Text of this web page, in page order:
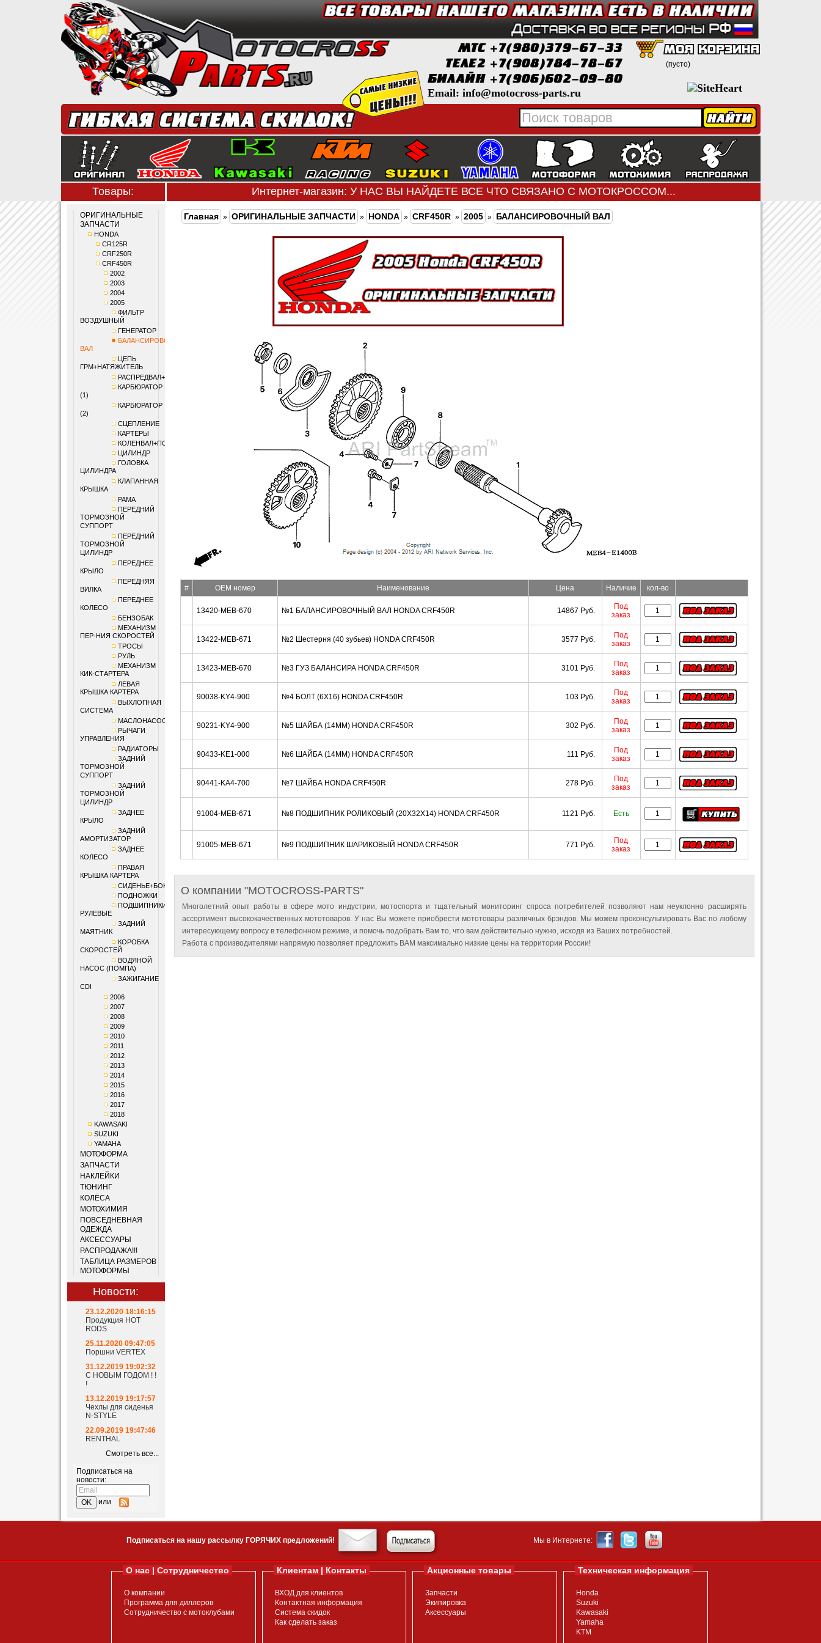
(пусто)
Email: info@motocross-parts.ru
Товары: Интернет-магазин: У НАС ВЫ НАЙДЕТЕ ВСЕ ЧТО СВЯЗАНО С МОТОКРОССОМ...
ОРИГИНАЛЬНЫЕ
ЗАПЧАСТИ
HONDA
CR125R
CRF250R
CRF450R
2002
2003
2004
2005
ФИЛЬТР
ВОЗДУШНЫЙ
ГЕНЕРАТОР
БАЛАНСИРОВОЧНЫЙ
ВАЛ
ЦЕПЬ
ГРМ+НАТЯЖИТЕЛЬ
РАСПРЕДВАЛ+КЛАПАНЫ
КАРБЮРАТОР
(1)
КАРБЮРАТОР
(2)
СЦЕПЛЕНИЕ
КАРТЕРЫ
КОЛЕНВАЛ+ПОРШЕНЬ
ЦИЛИНДР
ГОЛОВКА
ЦИЛИНДРА
КЛАПАННАЯ
КРЫШКА
РАМА
ПЕРЕДНИЙ
ТОРМОЗНОЙ
СУППОРТ
ПЕРЕДНИЙ
ТОРМОЗНОЙ
ЦИЛИНДР
ПЕРЕДНЕЕ
КРЫЛО
ПЕРЕДНЯЯ
ВИЛКА
ПЕРЕДНЕЕ
КОЛЕСО
БЕНЗОБАК
МЕХАНИЗМ
ПЕР-НИЯ СКОРОСТЕЙ
ТРОСЫ
РУЛЬ
МЕХАНИЗМ
КИК-СТАРТЕРА
ЛЕВАЯ
КРЫШКА КАРТЕРА
ВЫХЛОПНАЯ
СИСТЕМА
МАСЛОНАСОС
РЫЧАГИ
УПРАВЛЕНИЯ
РАДИАТОРЫ
ЗАДНИЙ
ТОРМОЗНОЙ
СУППОРТ
ЗАДНИЙ
ТОРМОЗНОЙ
ЦИЛИНДР
ЗАДНЕЕ
КРЫЛО
ЗАДНИЙ
АМОРТИЗАТОР
ЗАДНЕЕ
КОЛЕСО
ПРАВАЯ
КРЫШКА КАРТЕРА
СИДЕНЬЕ+БОКОВИНЫ
ПОДНОЖКИ
ПОДШИПНИКИ
РУЛЕВЫЕ
ЗАДНИЙ
МАЯТНИК
КОРОБКА
СКОРОСТЕЙ
ВОДЯНОЙ
НАСОС (ПОМПА)
ЗАЖИГАНИЕ
CDI
2006
2007
2008
2009
2010
2011
2012
2013
2014
2015
2016
2017
2018
KAWASAKI
SUZUKI
YAMAHA
МОТОФОРМА
ЗАПЧАСТИ
НАКЛЕЙКИ
ТЮНИНГ
КОЛЁСА
МОТОХИМИЯ
ПОВСЕДНЕВНАЯ
ОДЕЖДА
АКСЕССУАРЫ
РАСПРОДАЖА!!!
ТАБЛИЦА РАЗМЕРОВ
МОТОФОРМЫ
Новости:
23.12.2020 18:16:15
Продукция HOT
RODS
25.11.2020 09:47:05
Поршни VERTEX
31.12.2019 19:02:32
С НОВЫМ ГОДОМ ! !
!
13.12.2019 19:17:57
Чехлы для сиденья
N-STYLE
22.09.2019 19:47:46
RENTHAL
Смотреть все...
Подписаться на
новости:
или
Главная » ОРИГИНАЛЬНЫЕ ЗАПЧАСТИ » HONDA » CRF450R » 2005 » БАЛАНСИРОВОЧНЫЙ ВАЛ
# OEM номер Наименование Цена Наличие кол-во
13420-MEB-670 №1 БАЛАНСИРОВОЧНЫЙ ВАЛ HONDA CRF450R 14867 Руб.
Под
заказ
13422-MEB-671 №2 Шестерня (40 зубьев) HONDA CRF450R 3577 Руб.
Под
заказ
13423-MEB-670 №3 ГУЗ БАЛАНСИРА HONDA CRF450R 3101 Руб.
Под
заказ
90038-KY4-900 №4 БОЛТ (6X16) HONDA CRF450R 103 Руб.
Под
заказ
90231-KY4-900 №5 ШАЙБА (14MM) HONDA CRF450R 302 Руб.
Под
заказ
90433-KE1-000 №6 ШАЙБА (14MM) HONDA CRF450R 111 Руб.
Под
заказ
90441-KA4-700 №7 ШАЙБА HONDA CRF450R 278 Руб.
Под
заказ
91004-MEB-671 №8 ПОДШИПНИК РОЛИКОВЫЙ (20X32X14) HONDA CRF450R 1121 Руб. Есть
91005-MEB-671 №9 ПОДШИПНИК ШАРИКОВЫЙ HONDA CRF450R 771 Руб.
Под
заказ
О компании "MOTOCROSS-PARTS"
Многолетний опыт работы в сфере мото индустрии, мотоспорта и тщательный мониторинг спроса потребителей позволяют нам неуклонно расширять
ассортимент высококачественных мототоваров. У нас Вы можете приобрести мототовары различных брэндов. Мы можем проконсультировать Вас по любому
интересующему вопросу в телефонном режиме, и помочь подобрать Вам то, что вам действительно нужно, исходя из Ваших потребностей.
Работа с производителями напрямую позволяет предложить ВАМ максимально низкие цены на территории России!
Подписаться на нашу рассылку ГОРЯЧИХ предложений! Мы в Интернете:
О нас | Сотрудничество
О компании
Программа для диллеров
Сотрудничество с мотоклубами
Клиентам | Контакты
ВХОД для клиентов
Контактная информация
Система скидок
Как сделать заказ
Акционные товары
Запчасти
Экипировка
Аксессуары
Техническая информация
Honda
Suzuki
Kawasaki
Yamaha
KTM